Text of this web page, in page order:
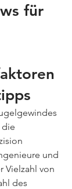
für
die
und
Vielzahl von
des